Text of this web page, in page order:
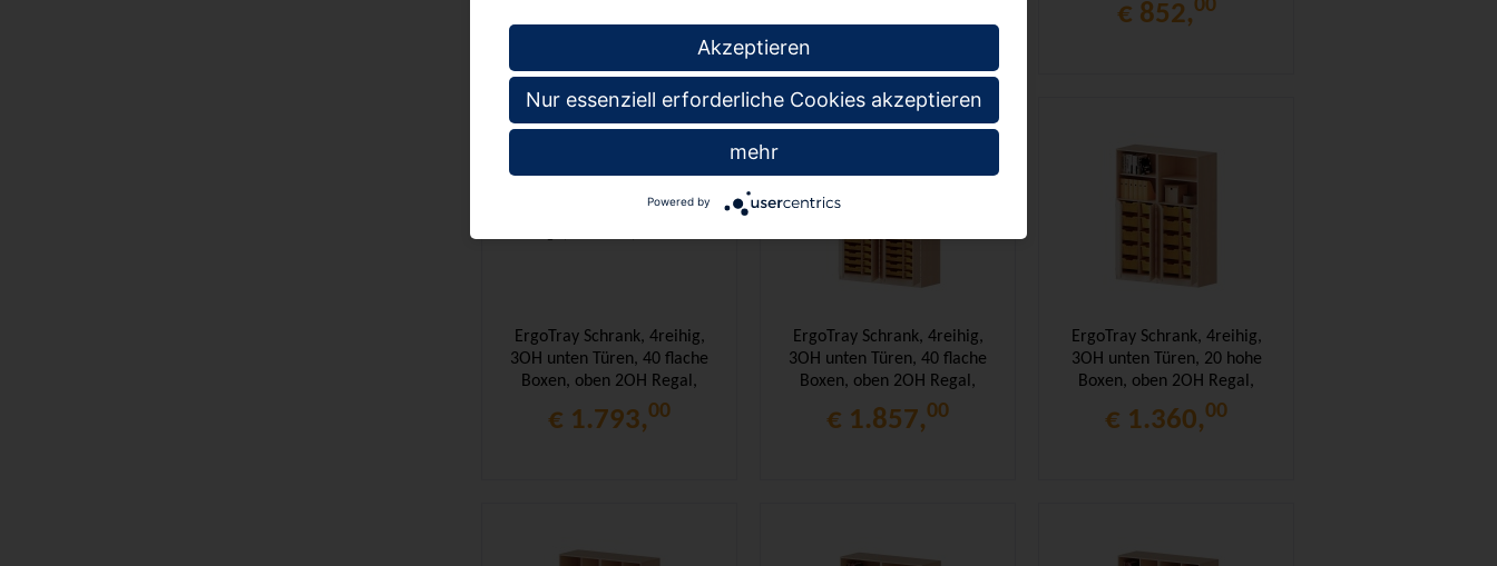
€ 852,00
ErgoTray Schrank, 4reihig,
3OH unten Türen, 40 flache
Boxen, oben 2OH Regal,
B/H/T 140,6x190x50cm
€ 1.793,00
ErgoTray Schrank, 4reihig,
3OH unten Türen, 40 flache
Boxen, oben 2OH Regal,
B/H/T 140,6x190x50cm
€ 1.857,00
ErgoTray Schrank, 4reihig,
3OH unten Türen, 20 hohe
Boxen, oben 2OH Regal,
B/H/T 140,6x190x50cm
€ 1.360,00
Akzeptieren
Nur essenziell erforderliche Cookies akzeptieren
mehr
Powered by